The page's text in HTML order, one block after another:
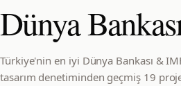
Dünya
Türkiye'nin en iyi Dünya Bankası &
tasarım denetiminden geçmiş 19